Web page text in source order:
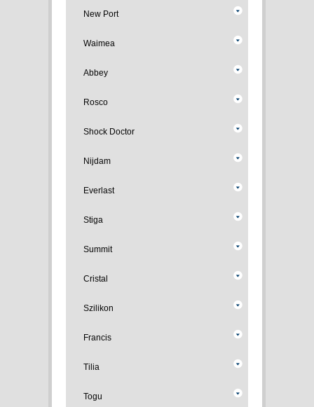
New Port
Waimea
Abbey
Rosco
Shock Doctor
Nijdam
Everlast
Stiga
Summit
Cristal
Szilikon
Francis
Tilia
Togu